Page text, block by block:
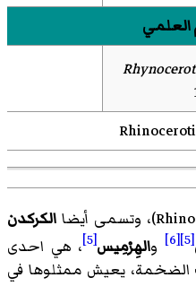
العلمي
)، وتسمى أيضا الكركدن
[5]
[6] والهِرْمِيس[5]
، هي احدى
الضخمة، يعيش ممثلوها في